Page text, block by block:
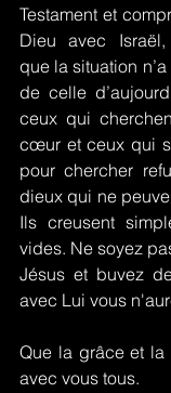
Testament et
Dieu avec Israël,
que la situation
de celle
ceux qui
cœur et ceux qui
pour chercher
dieux qui ne
Ils creusent
vides. Ne soyez
Jésus et buvez
avec Lui vous
Que la grâce et
avec vous tous.